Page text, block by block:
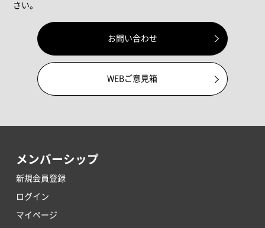
さい。
お問い合わせ
WEBご意見箱
メンバーシップ
新規会員登録
ログイン
マイページ